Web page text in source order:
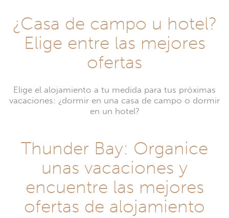
¿Casa de campo u hotel?
Elige entre las mejores
ofertas
Elige el alojamiento a tu medida para tus próximas
vacaciones: ¿dormir en una casa de campo o dormir
en un hotel?
Thunder Bay: Organice
unas vacaciones y
encuentre las mejores
ofertas de alojamiento